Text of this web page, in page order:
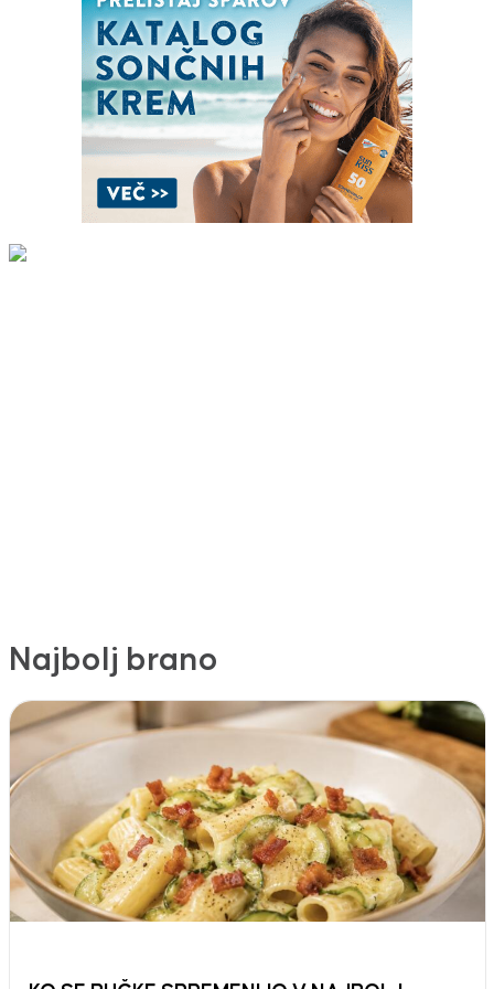
Najbolj brano